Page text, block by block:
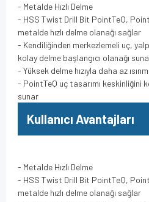
- Metalde Hızlı Delme
- HSS Twist Drill Bit PointTeQ,
metalde hızlı delme olanağı sağlar
- Kendiliğinden merkezlemeli uç,
kolay delme başlangıcı olanağı
- Yüksek delme hızıyla daha az
- PointTeQ uç tasarımı keskinliğini
sunar
Kullanıcı Avantajları
- Metalde Hızlı Delme
- HSS Twist Drill Bit PointTeQ,
metalde hızlı delme olanağı sağlar